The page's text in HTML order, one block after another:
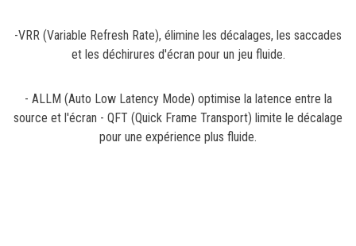
-VRR (Variable Refresh Rate), élimine les décalages, les saccades
et les déchirures d'écran pour un jeu fluide.
- ALLM (Auto Low Latency Mode) optimise la latence entre la
source et l'écran - QFT (Quick Frame Transport) limite le décalage
pour une expérience plus fluide.